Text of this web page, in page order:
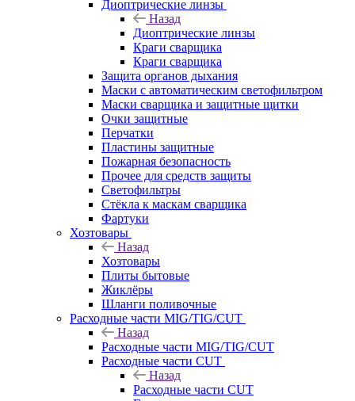
Диоптрические линзы
Назад
Диоптрические линзы
Краги сварщика
Краги сварщика
Защита органов дыхания
Маски с автоматическим светофильтром
Маски сварщика и защитные щитки
Очки защитные
Перчатки
Пластины защитные
Пожарная безопасность
Прочее для средств защиты
Светофильтры
Стёкла к маскам сварщика
Фартуки
Хозтовары
Назад
Хозтовары
Плиты бытовые
Жиклёры
Шланги поливочные
Расходные части MIG/TIG/CUT
Назад
Расходные части MIG/TIG/CUT
Расходные части CUT
Назад
Расходные части CUT